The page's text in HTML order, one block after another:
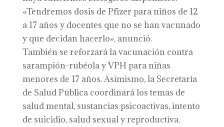
«Tendremos dosis de Pfizer para niños de 12
a 17 años y docentes que no se han vacunado
y que decidan hacerlo», anunció.
También se reforzará la vacunación contra
sarampión-rubéola y VPH para niñas
menores de 17 años. Asimismo, la Secretaría
de Salud Pública coordinará los temas de
salud mental, sustancias psicoactivas, intento
de suicidio, salud sexual y reproductiva.